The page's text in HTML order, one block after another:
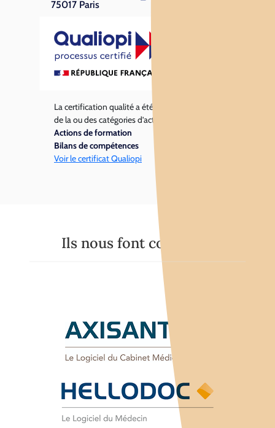
75017 Paris
La certification qualité a été délivrée au titre
de la ou des catégories d’actions suivantes :
Actions de formation
Bilans de compétences
Voir le certificat Qualiopi
Ils nous font confiance